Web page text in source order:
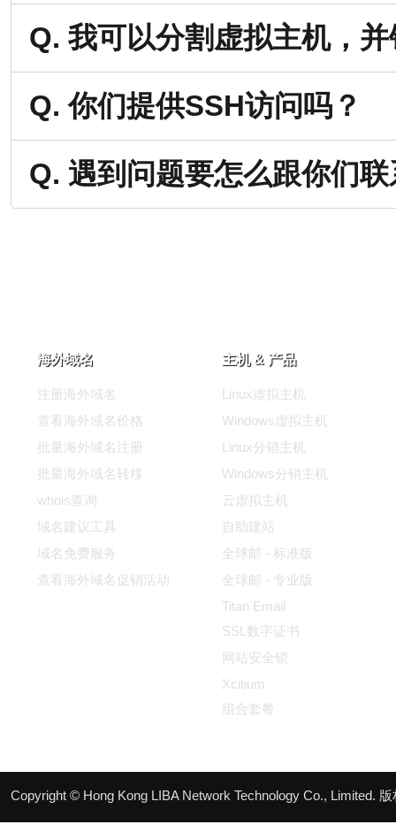
Q. 我可以分割虚拟主机，
Q. 你们提供SSH访问吗？
Q. 遇到问题要怎么跟你们
海外域名
注册海外域名
查看海外域名价格
批量海外域名注册
批量海外域名转移
whois查询
域名建议工具
域名免费服务
查看海外域名促销活动
主机 & 产品
Linux虚拟主机
Windows虚拟主机
Linux分销主机
Windows分销主机
云虚拟主机
自助建站
全球邮 - 标准版
全球邮 - 专业版
Titan Email
SSL数字证书
网站安全锁
Xcitium
组合套餐
Copyright © Hong Kong LIBA Network Technology Co., Limited.